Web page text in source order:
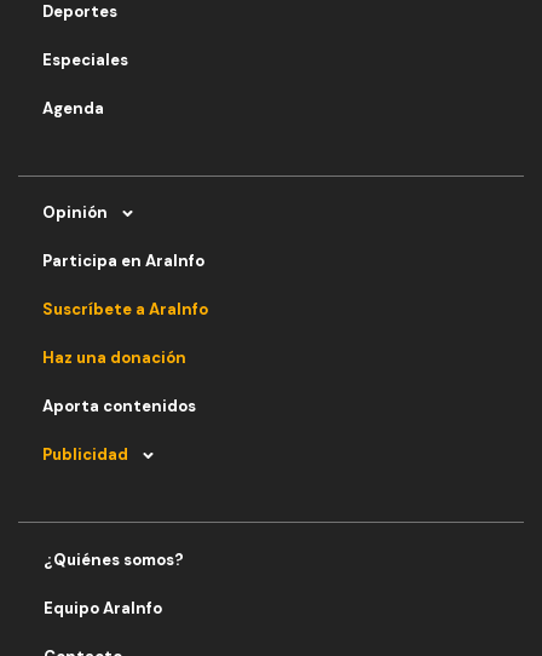
Deportes
Especiales
Agenda
Opinión
Participa en AraInfo
Suscríbete a AraInfo
Haz una donación
Aporta contenidos
Publicidad
¿Quiénes somos?
Equipo AraInfo